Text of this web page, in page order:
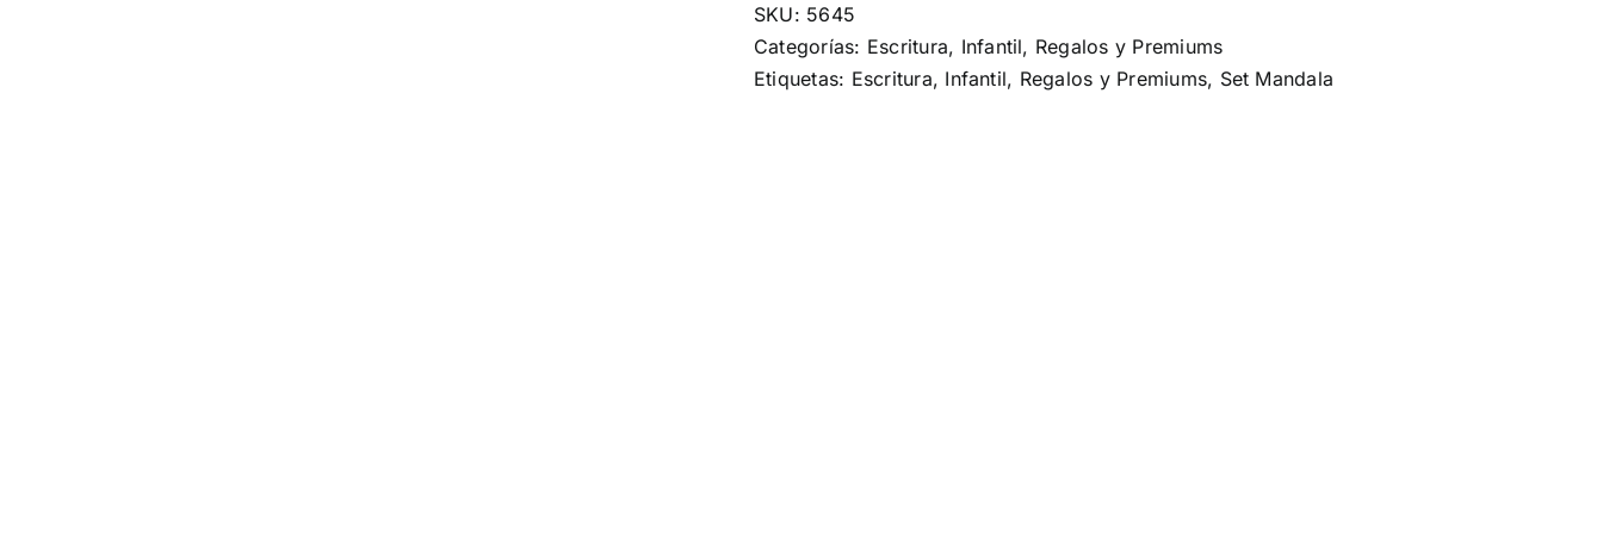
SKU: 5645
Categorías: Escritura, Infantil, Regalos y Premiums
Etiquetas: Escritura, Infantil, Regalos y Premiums, Set Mandala